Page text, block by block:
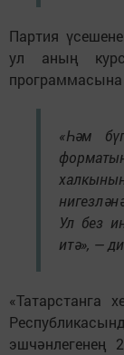
Партия
ул аның
программасына
«Һәм
Ул без
итә», —
«Татарстанга